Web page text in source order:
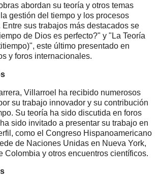
abordan su teoría y otros temas
gestión del tiempo y los procesos
sus trabajos más destacados se
de Dios es perfecto?" y "La Teoría
este último presentado en
y foros internacionales.
Villarroel ha recibido numerosos
su trabajo innovador y su contribución
Su teoría ha sido discutida en foros
sido invitado a presentar su trabajo en
como el Congreso Hispanoamericano
de Naciones Unidas en Nueva York,
Colombia y otros encuentros científicos.